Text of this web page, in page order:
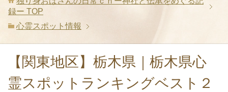
録ー TOP
心霊スポット情報
【関東地区】栃木県｜栃木県心
霊スポットランキングベスト２